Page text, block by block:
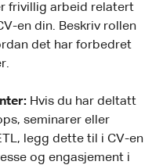
frivillig arbeid relatert
en din. Beskriv rollen
det har forbedret
Hvis du har deltatt
seminarer eller
legg dette til i CV-en
og engasjement i